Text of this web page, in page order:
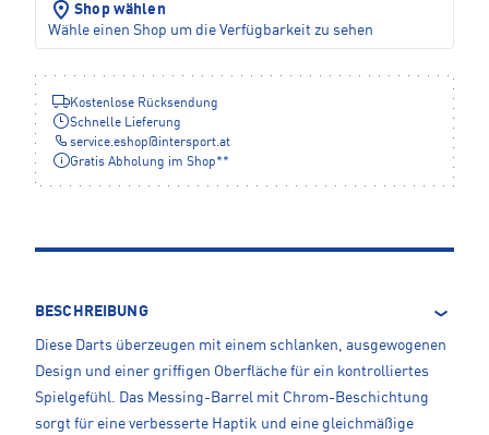
Shop wählen
Wähle einen Shop um die Verfügbarkeit zu sehen
Kostenlose Rücksendung
Schnelle Lieferung
service.eshop@intersport.at
Gratis Abholung im Shop**
BESCHREIBUNG
Diese Darts überzeugen mit einem schlanken, ausgewogenen
Design und einer griffigen Oberfläche für ein kontrolliertes
Spielgefühl. Das Messing-Barrel mit Chrom-Beschichtung
sorgt für eine verbesserte Haptik und eine gleichmäßige